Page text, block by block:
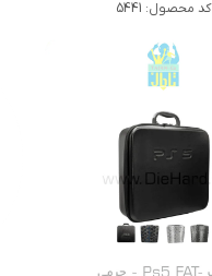
کد محصول: 5441